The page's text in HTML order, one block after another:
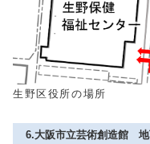
生野区役所の場所
6.大阪市立芸術創造館 地